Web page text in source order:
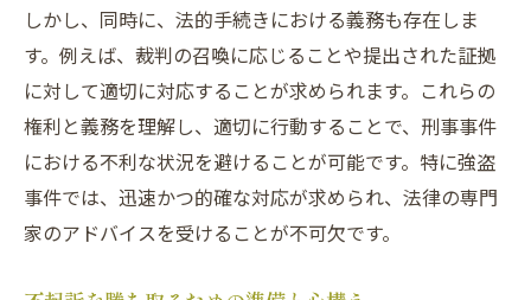
しかし、同時に、法的手続きにおける義務も存在しま
す。例えば、裁判の召喚に応じることや提出された証拠
に対して適切に対応することが求められます。これらの
権利と義務を理解し、適切に行動することで、刑事事件
における不利な状況を避けることが可能です。特に強盗
事件では、迅速かつ的確な対応が求められ、法律の専門
家のアドバイスを受けることが不可欠です。